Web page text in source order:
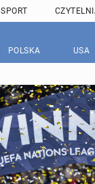
SPORT
POLSKA USA